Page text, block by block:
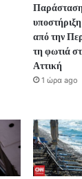
από την
τη φωτιά
Αττική
1 ώρα ago